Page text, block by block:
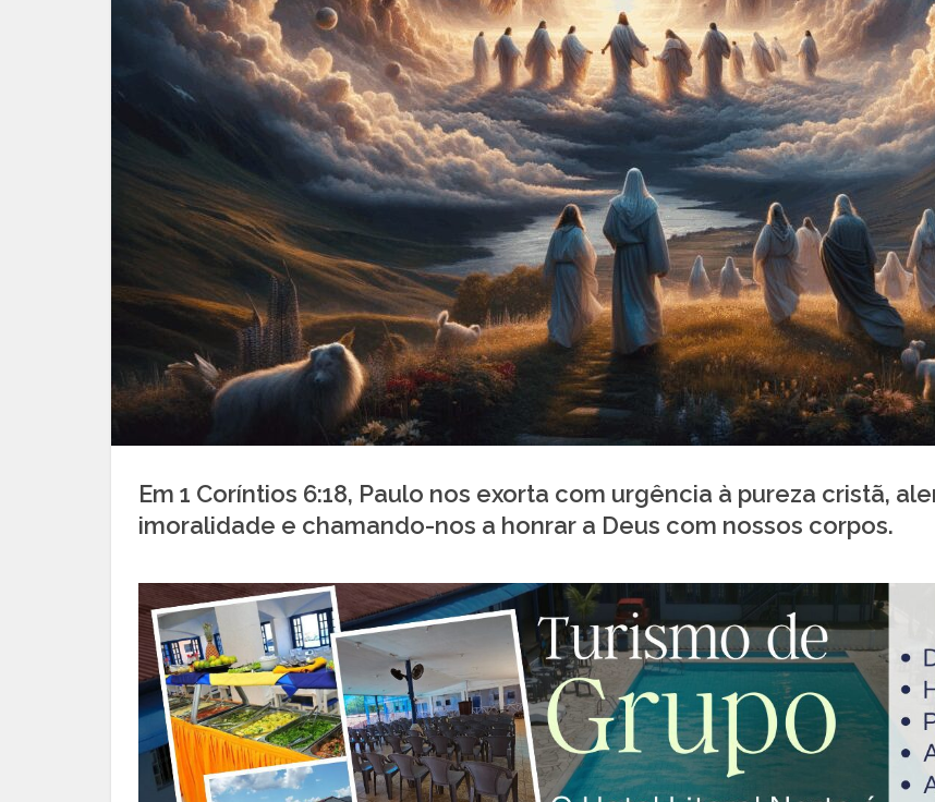
Em 1 Coríntios 6:18, Paulo nos exorta com urgência à pureza cristã,
imoralidade e chamando-nos a honrar a Deus com nossos corpos.